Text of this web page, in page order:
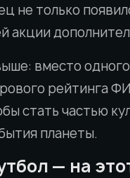
не только
акции
вместо
рейтинга
стать частью
планеты.
— на